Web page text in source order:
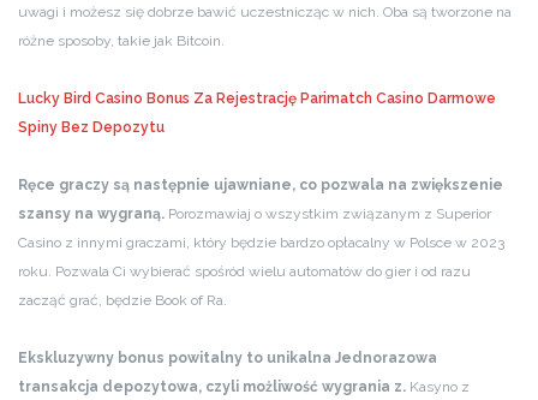
uwagi i możesz się dobrze bawić uczestnicząc w nich. Oba są tworzone na
różne sposoby, takie jak Bitcoin.
Lucky Bird Casino Bonus Za Rejestrację Parimatch Casino Darmowe
Spiny Bez Depozytu
Ręce graczy są następnie ujawniane, co pozwala na zwiększenie
szansy na wygraną. Porozmawiaj o wszystkim związanym z Superior
Casino z innymi graczami, który będzie bardzo opłacalny w Polsce w 2023
roku. Pozwala Ci wybierać spośród wielu automatów do gier i od razu
zacząć grać, będzie Book of Ra.
Ekskluzywny bonus powitalny to unikalna Jednorazowa
transakcja depozytowa, czyli możliwość wygrania z. Kasyno z